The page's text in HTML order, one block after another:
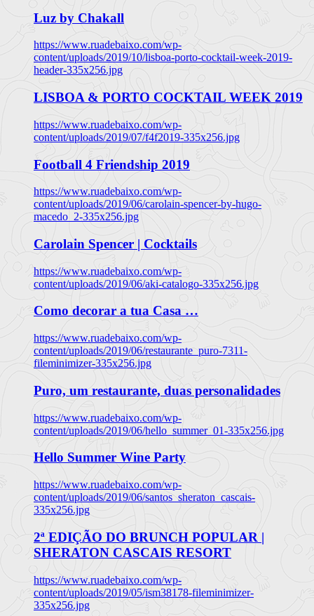
Luz by Chakall
https://www.ruadebaixo.com/wp-
content/uploads/2019/10/lisboa-porto-cocktail-week-2019-
header-335x256.jpg
LISBOA & PORTO COCKTAIL WEEK 2019
https://www.ruadebaixo.com/wp-
content/uploads/2019/07/f4f2019-335x256.jpg
Football 4 Friendship 2019
https://www.ruadebaixo.com/wp-
content/uploads/2019/06/carolain-spencer-by-hugo-
macedo_2-335x256.jpg
Carolain Spencer | Cocktails
https://www.ruadebaixo.com/wp-
content/uploads/2019/06/aki-catalogo-335x256.jpg
Como decorar a tua Casa …
https://www.ruadebaixo.com/wp-
content/uploads/2019/06/restaurante_puro-7311-
fileminimizer-335x256.jpg
Puro, um restaurante, duas personalidades
https://www.ruadebaixo.com/wp-
content/uploads/2019/06/hello_summer_01-335x256.jpg
Hello Summer Wine Party
https://www.ruadebaixo.com/wp-
content/uploads/2019/06/santos_sheraton_cascais-
335x256.jpg
2ª EDIÇÃO DO BRUNCH POPULAR |
SHERATON CASCAIS RESORT
https://www.ruadebaixo.com/wp-
content/uploads/2019/05/ism38178-fileminimizer-
335x256.jpg